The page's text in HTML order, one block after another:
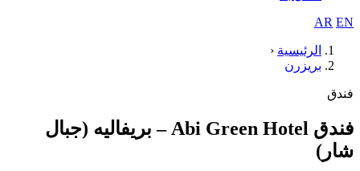
AR EN
الرئيسية ‹
بريزرن
فندق
فندق Abi Green Hotel – بريفاليه (جبال
شار)